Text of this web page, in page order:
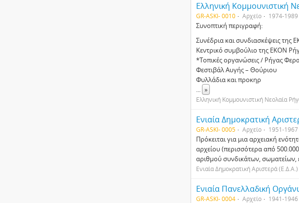
Ελληνική Κοµµουνιστική
GR-ASKI- 0010 Αρχείο 1974-1989
Συνοπτική περιγραφή:
Συνέδρια και συνδιασκέψεις της
Κεντρικό συµβούλιο της ΕΚΟΝ
*Τοπικές οργανώσεις / Ρήγας
Φεστιβάλ Αυγής – Θούριου
Φυλλάδια και προκηρ
... »
Ελληνική Κοµµουνιστική Νεολαία
Ενιαία Δηµοκρατική
GR-ASKI- 0005 Αρχείο 1951-1967
Πρόκειται για µια αρχειακή
αρχείου (περισσότερα από
αριθµού συνδικάτων,
Ενιαία Δηµοκρατική Αριστερά (Ε.Δ.Α.)
Ενιαία Πανελλαδική
GR-ASKI- 0004 Αρχείο 1941-1946